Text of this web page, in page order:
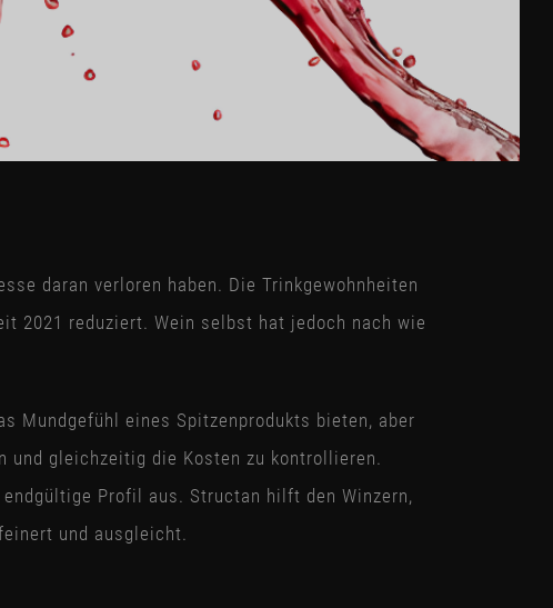
daran verloren haben. Die Trinkgewohnheiten
2021 reduziert. Wein selbst hat jedoch nach wie
Mundgefühl eines Spitzenprodukts bieten, aber
und gleichzeitig die Kosten zu kontrollieren.
Profil aus. Structan hilft den Winzern,
und ausgleicht.